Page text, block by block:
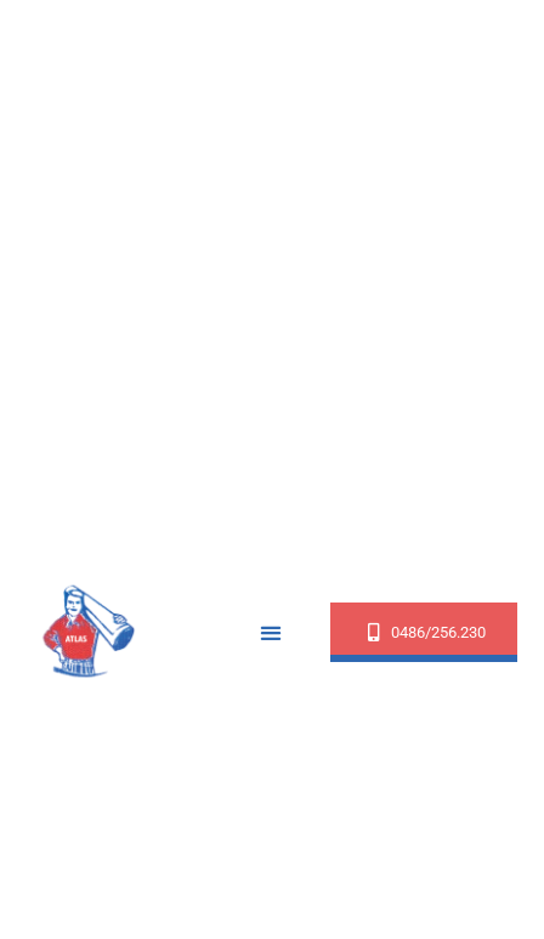
0486/256.230